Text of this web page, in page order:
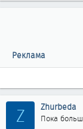
Реклама
Z Zhurbeda
Пока